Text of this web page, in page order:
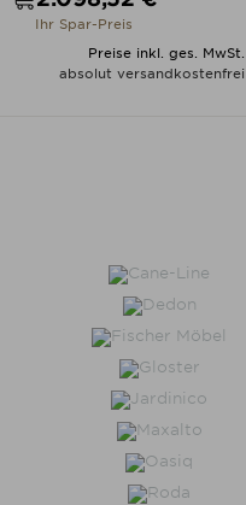
Preis
Ihr Spar-Preis
Preise inkl. ges. MwSt.
absolut versandkostenfrei